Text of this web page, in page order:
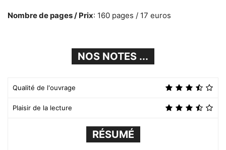
Nombre de pages / Prix: 160 pages / 17 euros
NOS NOTES ...
Qualité de l'ouvrage
Plaisir de la lecture
RÉSUMÉ